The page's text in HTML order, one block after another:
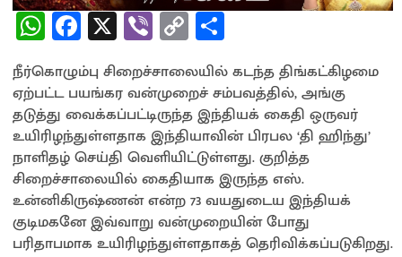
W
h
at
sA
p
p
Fa
ce
b
o
o
k
X Vi
b
er
C
o
py
Li
n
k
S
ar
e
நீர்கொழும்பு சிறைச்சாலையில் கடந்த திங்கட்கிழமை
ஏற்பட்ட பயங்கர வன்முறைச் சம்பவத்தில், அங்கு
தடுத்து வைக்கப்பட்டிருந்த இந்தியக் கைதி ஒருவர்
உயிரிழந்துள்ளதாக இந்தியாவின் பிரபல ‘தி ஹிந்து’
நாளிதழ் செய்தி வெளியிட்டுள்ளது. குறித்த
சிறைச்சாலையில் கைதியாக இருந்த எஸ்.
உன்னிகிருஷ்ணன் என்ற 73 வயதுடைய இந்தியக்
குடிமகனே இவ்வாறு வன்முறையின் போது
பரிதாபமாக உயிரிழந்துள்ளதாகத் தெரிவிக்கப்படுகிறது.